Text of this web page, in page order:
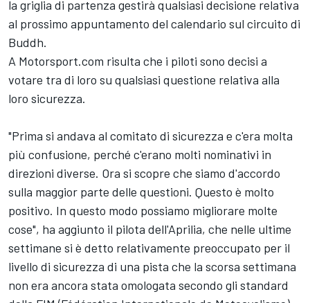
la griglia di partenza gestirà qualsiasi decisione relativa
al prossimo appuntamento del calendario sul circuito di
Buddh.
A Motorsport.com risulta che i piloti sono decisi a
votare tra di loro su qualsiasi questione relativa alla
loro sicurezza.
"Prima si andava al comitato di sicurezza e c'era molta
più confusione, perché c'erano molti nominativi in
direzioni diverse. Ora si scopre che siamo d'accordo
sulla maggior parte delle questioni. Questo è molto
positivo. In questo modo possiamo migliorare molte
cose", ha aggiunto il pilota dell'Aprilia, che nelle ultime
settimane si è detto relativamente preoccupato per il
livello di sicurezza di una pista che la scorsa settimana
non era ancora stata omologata secondo gli standard